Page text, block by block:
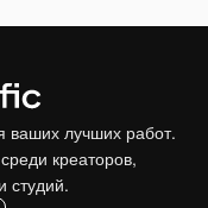
ваших лучших работ.
креаторов,
студий.